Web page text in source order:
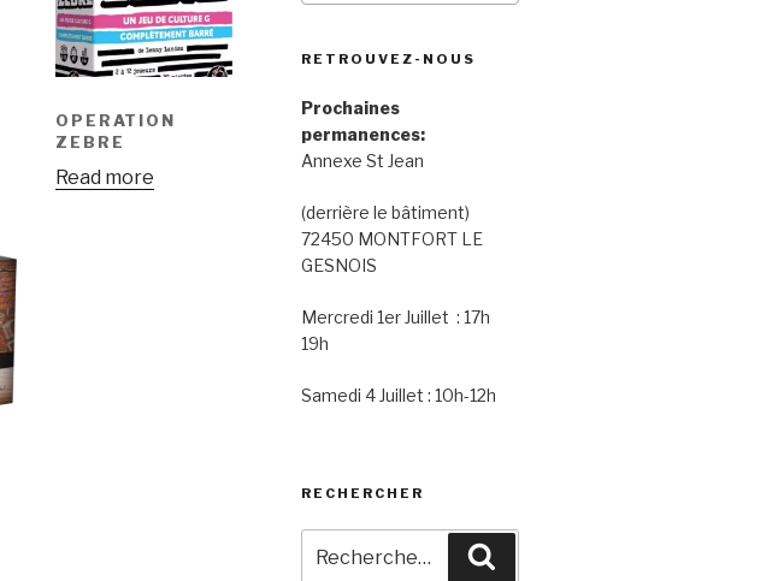
OPERATION
ZEBRE
Read more
RETROUVEZ-NOUS
Prochaines
permanences:
Annexe St Jean
(derrière le bâtiment)
72450 MONTFORT LE
GESNOIS
Mercredi 1er Juillet : 17h
19h
Samedi 4 Juillet : 10h-12h
RECHERCHER
pour